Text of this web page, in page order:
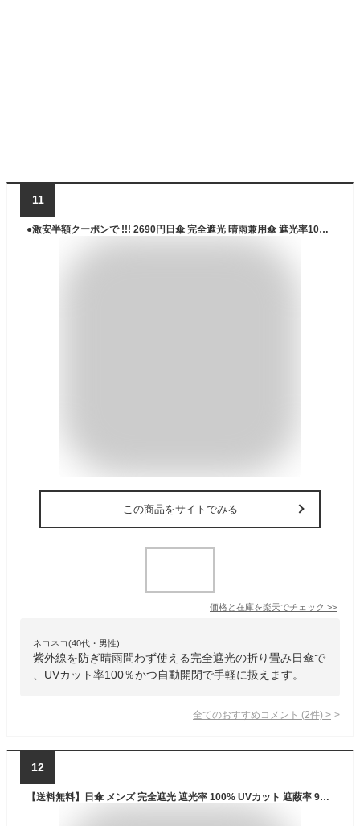
11
●激安半額クーポンで !!! 2690円日傘 完全遮光 晴雨兼用傘 遮光率100% 折り畳み傘 UVカット 自動開閉 傘 大きい レディース メンズ コンパクト ワンタッチ 大きめ 風に強い 折りたたみ 防水 撥水 軽量 スポーツ観戦 10本骨 晴雨兼用 プレゼント
この商品をサイトでみる
価格と在庫を楽天でチェック >>
ネコネコ(40代・男性)
紫外線を防ぎ晴雨問わず使える完全遮光の折り畳み日傘で
、UVカット率100％かつ自動開閉で手軽に扱えます。
全てのおすすめコメント (2件) >
12
【送料無料】日傘 メンズ 完全遮光 遮光率 100% UVカット 遮蔽率 99.9% 遮熱率59% -10℃ メンズ 父親 プレゼント ギフト 実用的 誕生日 男性用日傘 日傘男子 特大 70cm 晴雨兼用 ジャンプ 雨傘 丈夫 グラスファイバー 熱中症 紫外線